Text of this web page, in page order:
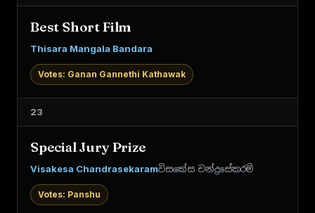
Best Short Film
Thisara Mangala Bandara
Votes: Ganan Gannethi Kathawak
23
Special Jury Prize
Visakesa Chandrasekaramවිසකේස චන්ද්‍රසේකරම්
Votes: Panshu